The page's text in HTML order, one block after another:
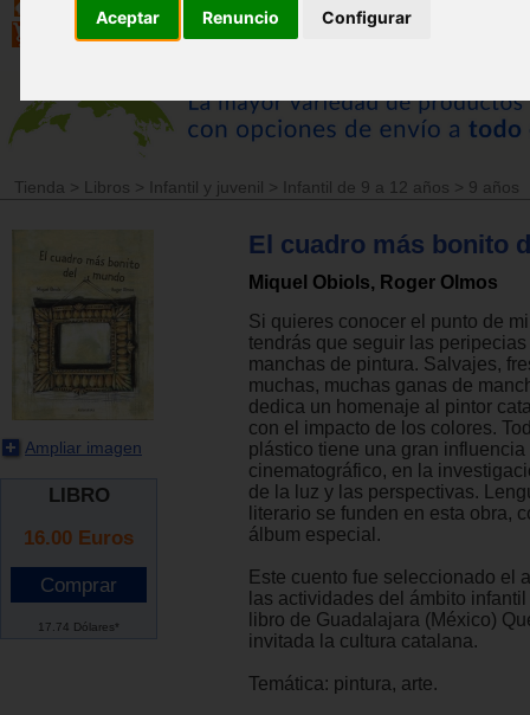
Aceptar Renuncio Configurar
Tienda > Libros > Infantil y juvenil > Infantil de 9 a 12 años > 9 años
Ampliar imagen
LIBRO
16.00 Euros
17.74 Dólares*
El cuadro más bonito
Miquel Obiols, Roger Olmos
Si quieres conocer el punto de
tendrás que seguir las
manchas de pintura. Salvajes,
muchas, muchas ganas de
dedica un homenaje al pintor
con el impacto de los colores.
plástico tiene una gran
cinematográfico, en la
de la luz y las perspectivas.
literario se funden en esta obra,
álbum especial.
Este cuento fue seleccionado el
las actividades del ámbito
libro de Guadalajara (México)
invitada la cultura catalana.
Temática: pintura, arte.